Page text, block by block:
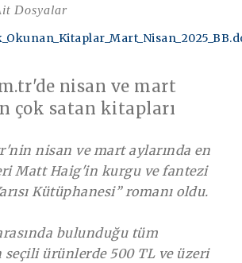
Dosyalar
nisan ve mart
çok satan kitapları
nisan ve mart aylarında en
Matt Haig'in kurgu ve fantezi
Kütüphanesi” romanı oldu.
bulunduğu tüm
ürünlerde 500 TL ve üzeri